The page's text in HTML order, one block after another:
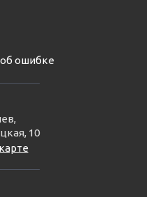
ошибке
10